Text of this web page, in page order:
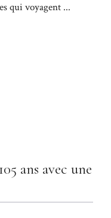
qui voyagent ...
ans avec une